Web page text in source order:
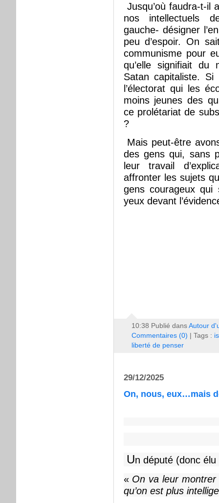
Jusqu’où faudra-t-il
nos intellectuels
gauche- désigner
peu d’espoir. On
communisme pour
qu’elle signifiait
Satan capitaliste.
l’électorat qui les
moins jeunes des
ce prolétariat de
?
Mais peut-être
des gens qui, sans
leur travail
affronter les sujets
gens courageux
yeux devant
10:38 Publié dans Autour
Commentaires (0) | Tags :
liberté de penser
29/12/2025
On, nous, eux…mais
Un député (donc
« On va leur montrer
qu’on est plus